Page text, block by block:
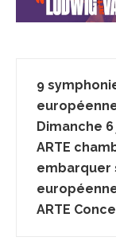
9
Dimanche 6
ARTE
embarquer
ARTE